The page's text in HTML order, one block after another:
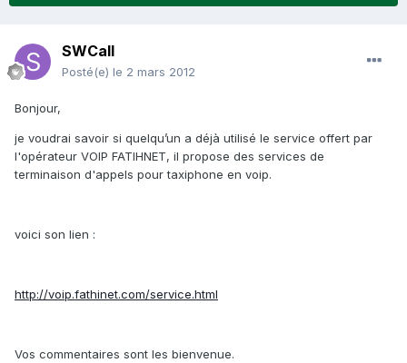
SWCall
Posté(e) le 2 mars 2012
Bonjour,
je voudrai savoir si quelqu’un a déjà utilisé le service offert par
l'opérateur VOIP FATIHNET, il propose des services de
terminaison d'appels pour taxiphone en voip.
voici son lien :
http://voip.fathinet.com/service.html
Vos commentaires sont les bienvenue.